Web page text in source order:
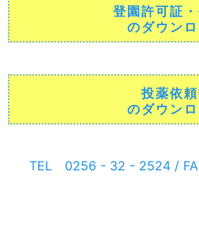
登園許可証
のダウン
投薬依
のダウン
TEL 0256 - 32 - 2524 /